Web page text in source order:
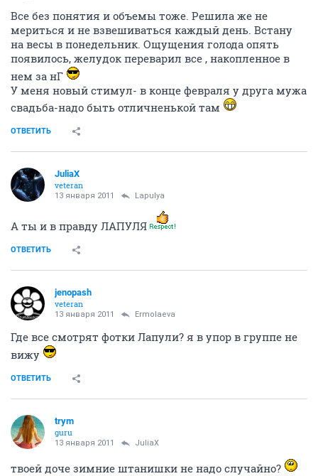
Все без понятия и объемы тоже. Решила же не
мериться и не взвешиваться каждый день. Встану
на весы в понедельник. Ощущения голода опять
появилось, желудок переварил все , накопленное в
нем за нГ
У меня новый стимул- в конце февраля у друга мужа
свадьба-надо быть отличненькой там
ОТВЕТИТЬ
JuliaX
veteran
13 января 2011 Lapulya
А ты и в правду ЛАПУЛЯ
ОТВЕТИТЬ
jenopash
veteran
13 января 2011 Ermolaeva
Где все смотрят фотки Лапули? я в упор в группе не
вижу
ОТВЕТИТЬ
trym
guru
13 января 2011 JuliaX
твоей доче зимние штанишки не надо случайно?